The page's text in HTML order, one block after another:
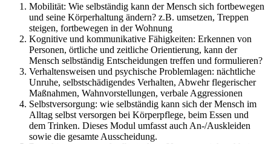
Mobilität: Wie selbständig kann der Mensch sich fortbewegen
und seine Körperhaltung ändern? z.B. umsetzen, Treppen
steigen, fortbewegen in der Wohnung
Kognitive und kommunikative Fähigkeiten: Erkennen von
Personen, örtliche und zeitliche Orientierung, kann der
Mensch selbständig Entscheidungen treffen und formulieren?
Verhaltensweisen und psychische Problemlagen: nächtliche
Unruhe, selbstschädigendes Verhalten, Abwehr flegerischer
Maßnahmen, Wahnvorstellungen, verbale Aggressionen
Selbstversorgung: wie selbständig kann sich der Mensch im
Alltag selbst versorgen bei Körperpflege, beim Essen und
dem Trinken. Dieses Modul umfasst auch An-/Auskleiden
sowie die gesamte Ausscheidung.